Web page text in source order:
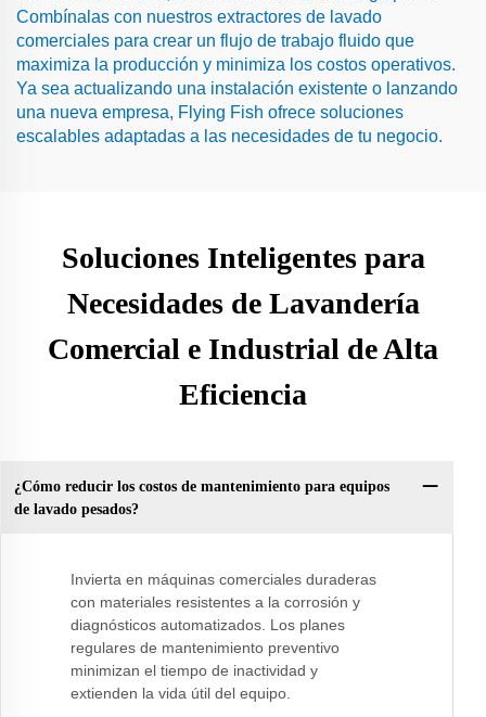
Combínalas con nuestros extractores de lavado
comerciales para crear un flujo de trabajo fluido que
maximiza la producción y minimiza los costos operativos.
Ya sea actualizando una instalación existente o lanzando
una nueva empresa, Flying Fish ofrece soluciones
escalables adaptadas a las necesidades de tu negocio.
Soluciones Inteligentes para
Necesidades de Lavandería
Comercial e Industrial de Alta
Eficiencia
¿Cómo reducir los costos de mantenimiento para equipos
de lavado pesados?
Invierta en máquinas comerciales duraderas
con materiales resistentes a la corrosión y
diagnósticos automatizados. Los planes
regulares de mantenimiento preventivo
minimizan el tiempo de inactividad y
extienden la vida útil del equipo.